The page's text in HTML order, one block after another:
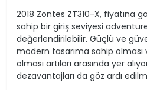
2018 Zontes ZT310-X, fiyatına
sahip bir giriş seviyesi
değerlendirilebilir. Güçlü ve
modern tasarıma sahip olması
olması artıları arasında yer
dezavantajları da göz ardı